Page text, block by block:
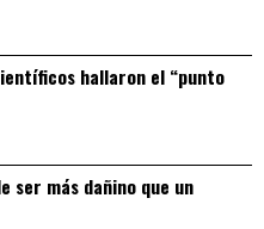
hallaron el “punto
ser más dañino que un